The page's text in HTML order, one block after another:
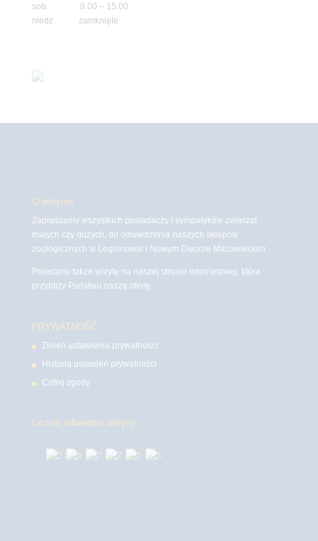
sob. 8.00 – 15.00
niedz. zamknięte
O witrynie
Zapraszamy wszystkich posiadaczy i sympatyków zwierząt
małych czy dużych, do odwiedzenia naszych sklepów
zoologicznych w Legionowie i Nowym Dworze Mazowieckim
Polecamy także wizytę na naszej stronie internetowej, która
przybliży Państwu naszą ofertę.
PRYWATNOŚĆ
Zmień ustawienia prywatności
Historia ustawień prywatności
Cofnij zgody
Licznik odwiedzin witryny